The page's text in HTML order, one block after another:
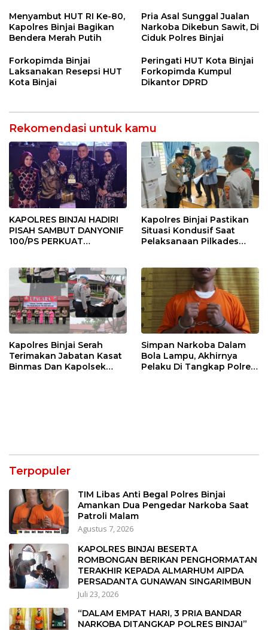
BINJAI
Menyeluruh bagi Pekerja”
Menyambut HUT RI Ke-80,
Kapolres Binjai Bagikan
Bendera Merah Putih
Pria Asal Sunggal Jualan
Narkoba Dikebun Sawit, Di
Ciduk Polres Binjai
Forkopimda Binjai
Laksanakan Resepsi HUT
Kota Binjai
Peringati HUT Kota Binjai
Forkopimda Kumpul
Dikantor DPRD
Rekomendasi untuk kamu
KAPOLRES BINJAI HADIRI
PISAH SAMBUT DANYONIF
100/PS PERKUAT
Kapolres Binjai Pastikan
Situasi Kondusif Saat
Pelaksanaan Pilkades
Kapolres Binjai Serah
Terimakan Jabatan Kasat
Binmas Dan Kapolsek
Simpan Narkoba Dalam
Bola Lampu, Akhirnya
Pelaku Di Tangkap Polres
Terpopuler
TIM Libas Anti Begal Polres Binjai
Amankan Dua Pengedar Narkoba Saat
Patroli Malam
Agustus 7, 2026
KAPOLRES BINJAI BESERTA
ROMBONGAN BERIKAN PENGHORMATAN
TERAKHIR KEPADA ALMARHUM AIPDA
PERSADANTA GUNAWAN SINGARIMBUN
Juli 23, 2026
“DALAM EMPAT HARI, 3 PRIA BANDAR
NARKOBA DITANGKAP POLRES BINJAI”